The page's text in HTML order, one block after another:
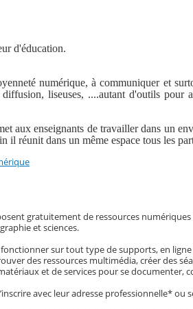
d'éducation.
numérique, à communiquer et
liseuses, ....autant d'outils
aux enseignants de travailler dans un
il réunit dans un même espace tous les
gratuitement de ressources
et sciences.
sur tout type de supports, en
des ressources multimédia, créer des
et de services pour se documenter,
avec leur adresse professionnelle* ou